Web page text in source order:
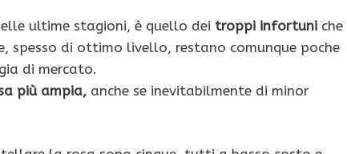
ultime stagioni, è quello dei troppi infortuni che
spesso di ottimo livello, restano comunque poche
di mercato.
più ampia, anche se inevitabilmente di minor